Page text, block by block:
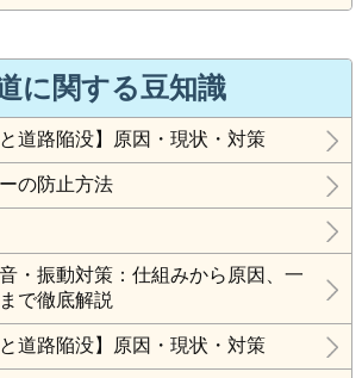
に関する豆知識
道路陥没】原因・現状・対策
の防止方法
・振動対策：仕組みから原因、一
で徹底解説
道路陥没】原因・現状・対策